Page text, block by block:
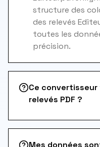
structure des
des relevés
toutes les
précision.
Ce
relevés PDF ?
Mes données